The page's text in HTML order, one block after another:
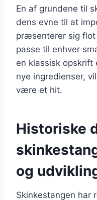
En af grundene til
dens evne til at
præsenterer sig
passe til enhver
en klassisk opskrift
nye ingredienser,
være et hit.
Historiske
og
Skinkestangen har